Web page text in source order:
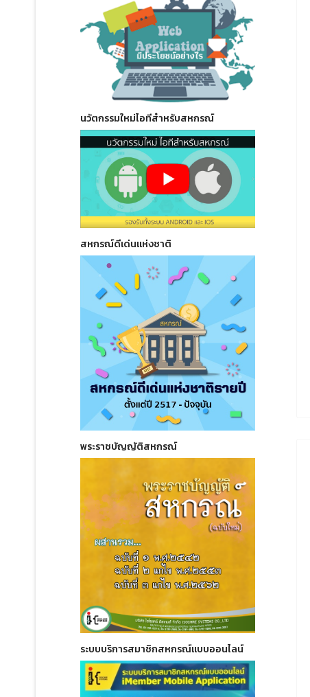
นวัตกรรมใหม่ไอทีสำหรับสหกรณ์
สหกรณ์ดีเด่นแห่งชาติ
พระราชบัญญัติสหกรณ์
ระบบบริการสมาชิกสหกรณ์แบบออนไลน์